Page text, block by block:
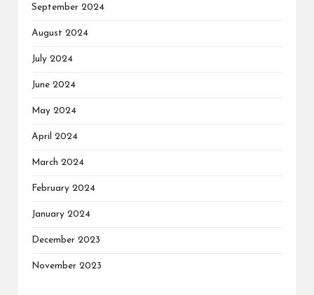
September 2024
August 2024
July 2024
June 2024
May 2024
April 2024
March 2024
February 2024
January 2024
December 2023
November 2023